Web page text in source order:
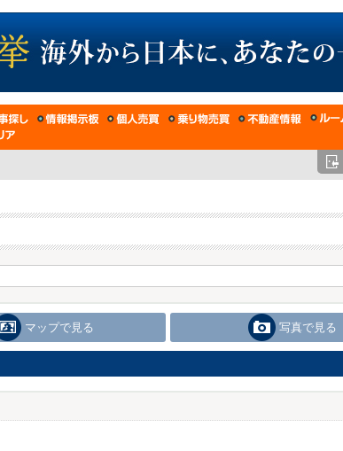
マップで見る 写真で見る